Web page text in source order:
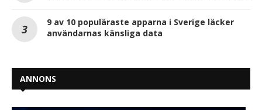
9 av 10 populäraste apparna i Sverige läcker
användarnas känsliga data
ANNONS